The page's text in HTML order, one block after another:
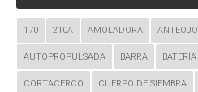
170 210A AMOLADORA ANTEOJO
AUTOPROPULSADA BARRA BATERÍA
CORTACERCO CUERPO DE SIEMBRA